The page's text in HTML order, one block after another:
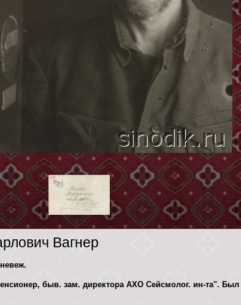
Вагнер
быв. зам. директора АХО Сейсмолог. ин-та". Был